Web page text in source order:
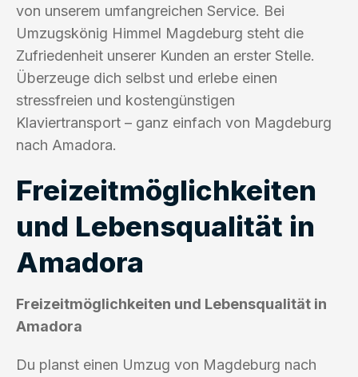
von unserem umfangreichen Service. Bei
Umzugskönig Himmel Magdeburg steht die
Zufriedenheit unserer Kunden an erster Stelle.
Überzeuge dich selbst und erlebe einen
stressfreien und kostengünstigen
Klaviertransport – ganz einfach von Magdeburg
nach Amadora.
Freizeitmöglichkeiten
und Lebensqualität in
Amadora
Freizeitmöglichkeiten und Lebensqualität in
Amadora
Du planst einen Umzug von Magdeburg nach